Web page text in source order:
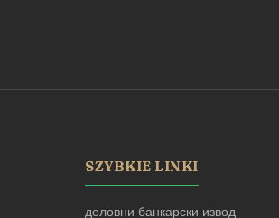
SZYBKIE LINKI
деловни банкарски извод